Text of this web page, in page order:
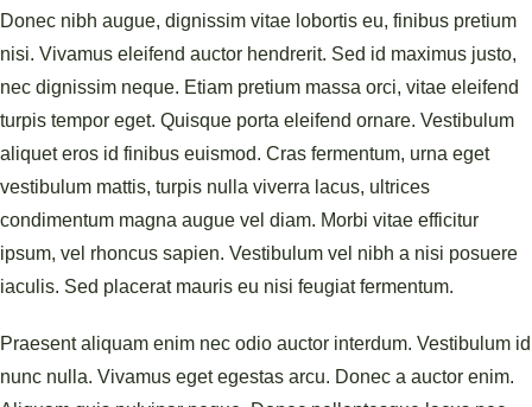
Donec nibh augue, dignissim vitae lobortis eu, finibus pretium
nisi. Vivamus eleifend auctor hendrerit. Sed id maximus justo,
nec dignissim neque. Etiam pretium massa orci, vitae eleifend
turpis tempor eget. Quisque porta eleifend ornare. Vestibulum
aliquet eros id finibus euismod. Cras fermentum, urna eget
vestibulum mattis, turpis nulla viverra lacus, ultrices
condimentum magna augue vel diam. Morbi vitae efficitur
ipsum, vel rhoncus sapien. Vestibulum vel nibh a nisi posuere
iaculis. Sed placerat mauris eu nisi feugiat fermentum.
Praesent aliquam enim nec odio auctor interdum. Vestibulum id
nunc nulla. Vivamus eget egestas arcu. Donec a auctor enim.